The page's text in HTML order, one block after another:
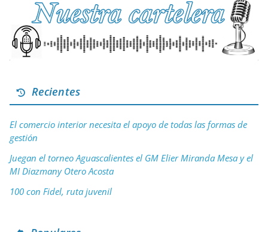
Recientes
El comercio interior necesita el apoyo de todas las formas de
gestión
Juegan el torneo Aguascalientes el GM Elier Miranda Mesa y el
MI Diazmany Otero Acosta
100 con Fidel, ruta juvenil